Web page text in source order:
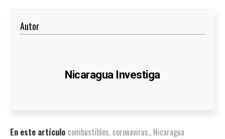
Autor
Nicaragua Investiga
En este artículo combustibles, coronavirus., Nicaragua